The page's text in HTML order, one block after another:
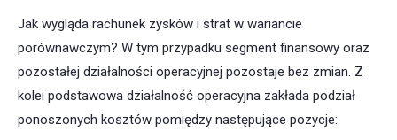
Jak wygląda rachunek zysków i strat w wariancie
porównawczym? W tym przypadku segment finansowy oraz
pozostałej działalności operacyjnej pozostaje bez zmian. Z
kolei podstawowa działalność operacyjna zakłada podział
ponoszonych kosztów pomiędzy następujące pozycje: